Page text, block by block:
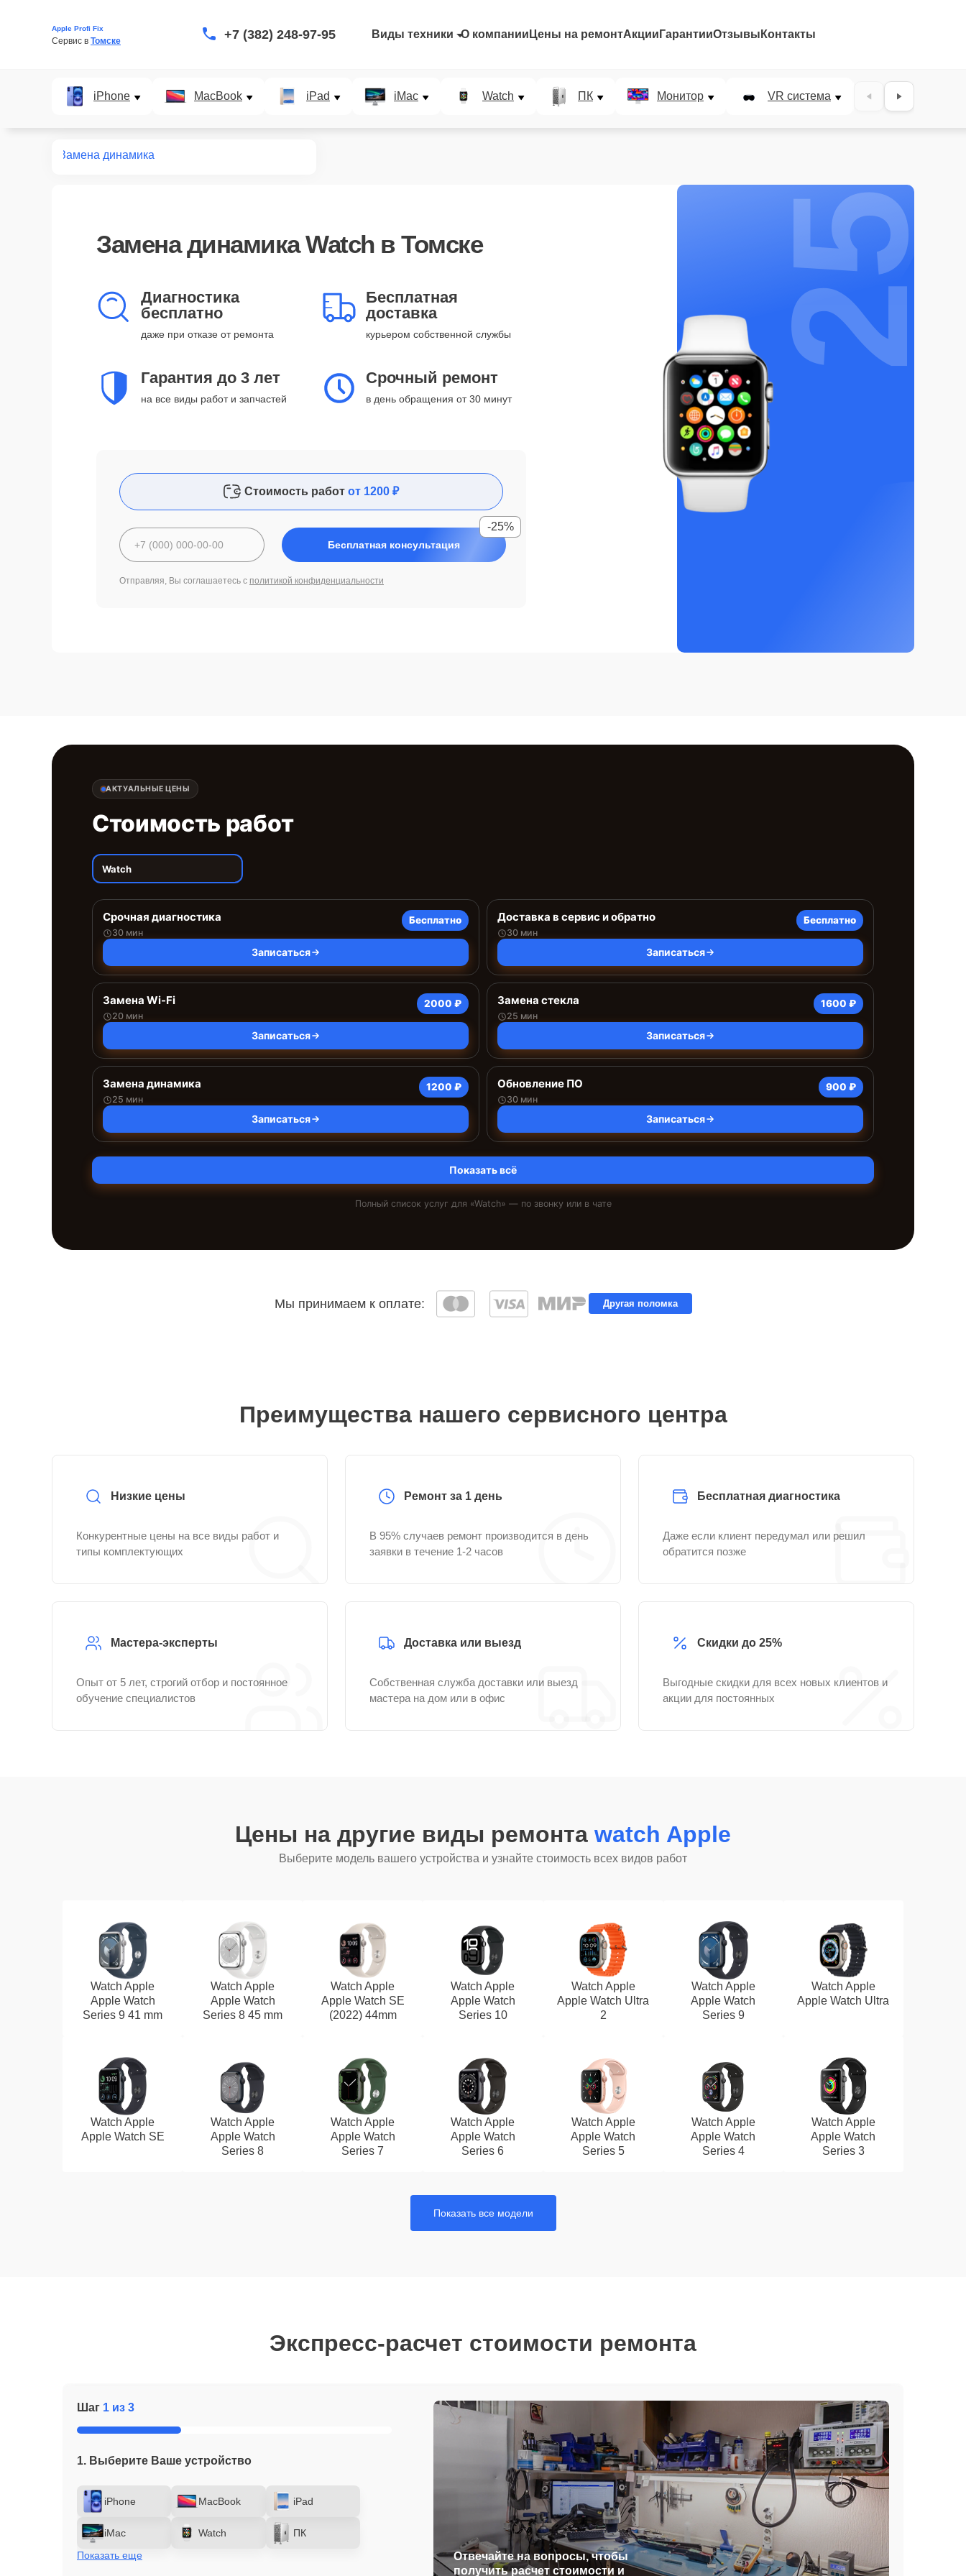
Apple Profi Fix
Сервис в Томске +7 (382) 248-97-95 Виды техники О компании Цены на ремонтАкции ГарантииОтзывы Контакты
iPhone MacBook iPad iMac Watch ПК Монитор VR система Наушники
Замена динамика
Замена динамика Watch в Томске
Диагностика
бесплатно
даже при отказе от ремонта
Бесплатная
доставка
курьером собственной службы
Гарантия до 3 лет
на все виды работ и запчастей
Срочный ремонт
в день обращения от 30 минут
Стоимость работ от 1200 ₽
Бесплатная консультация
-25%
Отправляя, Вы соглашаетесь с политикой конфиденциальности
25%
АКТУАЛЬНЫЕ ЦЕНЫ
Стоимость работ
Watch
Срочная диагностика
30 мин
Бесплатно
Записаться
Доставка в сервис и обратно
30 мин
Бесплатно
Записаться
Замена Wi-Fi
20 мин
2000 ₽
Записаться
Замена стекла
25 мин
1600 ₽
Записаться
Замена динамика
25 мин
1200 ₽
Записаться
Обновление ПО
30 мин
900 ₽
Записаться
Показать всё
Полный список услуг для «Watch» — по звонку или в чате
Мы принимаем к оплате: Другая поломка
Преимущества нашего сервисного центра
Низкие цены
Конкурентные цены на все виды работ и
типы комплектующих
Ремонт за 1 день
В 95% случаев ремонт производится в день
заявки в течение 1-2 часов
Бесплатная диагностика
Даже если клиент передумал или решил
обратится позже
Мастера-эксперты
Опыт от 5 лет, строгий отбор и постоянное
обучение специалистов
Доставка или выезд
Собственная служба доставки или выезд
мастера на дом или в офис
Скидки до 25%
Выгодные скидки для всех новых клиентов и
акции для постоянных
Цены на другие виды ремонта watch Apple
Выберите модель вашего устройства и узнайте стоимость всех видов работ
Watch Apple
Apple Watch
Series 9 41 mm
Watch Apple
Apple Watch
Series 8 45 mm
Watch Apple
Apple Watch SE
(2022) 44mm
Watch Apple
Apple Watch
Series 10
Watch Apple
Apple Watch Ultra
2
Watch Apple
Apple Watch
Series 9
Watch Apple
Apple Watch Ultra
Watch Apple
Apple Watch SE
Watch Apple
Apple Watch
Series 8
Watch Apple
Apple Watch
Series 7
Watch Apple
Apple Watch
Series 6
Watch Apple
Apple Watch
Series 5
Watch Apple
Apple Watch
Series 4
Watch Apple
Apple Watch
Series 3
Показать все модели
Экспресс-расчет стоимости ремонта
Шаг 1 из 3
1. Выберите Ваше устройство
iPhone MacBook iPad
iMac Watch
ПК
Показать еще
Отвечайте на вопросы, чтобы
получить расчет стоимости и